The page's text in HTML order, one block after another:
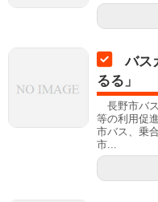
バス
るる」
長野市バ
等の利用促
市バス、乗
市...